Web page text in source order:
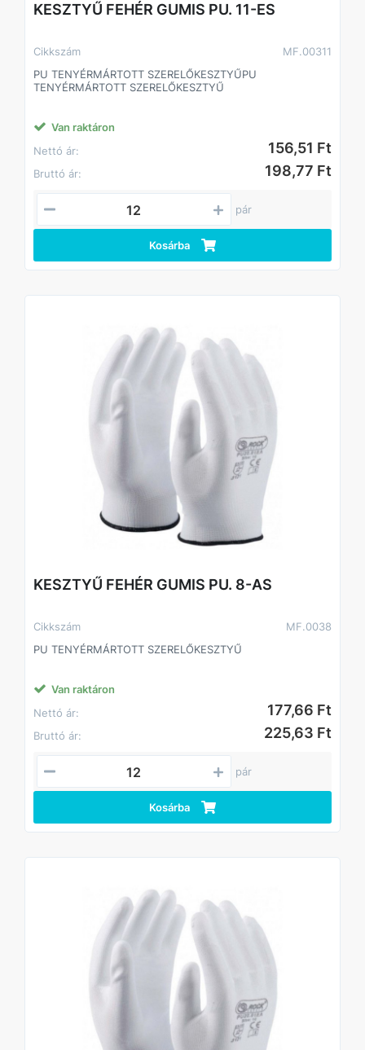
KESZTYŰ FEHÉR GUMIS PU. 11-ES
Cikkszám
MF.00311
PU TENYÉRMÁRTOTT SZERELŐKESZTYŰPU
TENYÉRMÁRTOTT SZERELŐKESZTYŰ
Van raktáron
Nettó ár:
156,51 Ft
Bruttó ár: 198,77 Ft
pár
Kosárba
KESZTYŰ FEHÉR GUMIS PU. 8-AS
Cikkszám
MF.0038
PU TENYÉRMÁRTOTT SZERELŐKESZTYŰ
Van raktáron
Nettó ár:
177,66 Ft
Bruttó ár: 225,63 Ft
pár
Kosárba